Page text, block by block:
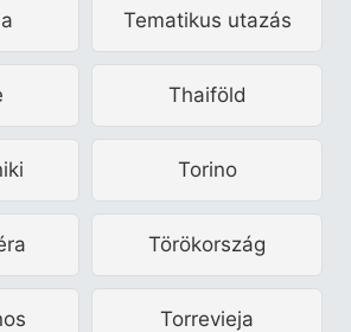
Tematikus utazás
Thaiföld
Torino
Törökország
Torrevieja